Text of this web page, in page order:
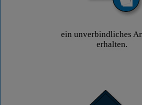
ein unverbindliches
erhalten.